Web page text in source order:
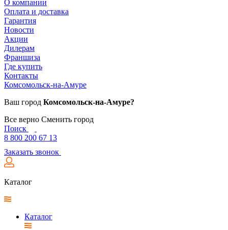
О компании
Оплата и доставка
Гарантия
Новости
Акции
Дилерам
Франшиза
Где купить
Контакты
Комсомольск-на-Амуре
Ваш город Комсомольск-на-Амуре?
Все верно Сменить город
Поиск
8 800 200 67 13
Заказать звонок
Каталог
Каталог